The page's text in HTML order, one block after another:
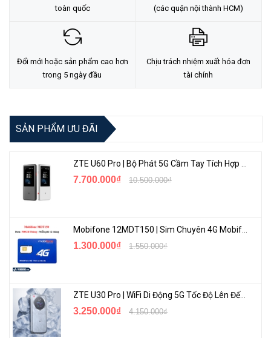
Dễ dàng nâng cấp lên thành hệ thống MESH kết nối 02 hoặc
03 thiết bị.
Ba Băng Tần Tốc Độ Cao
hai băng tần 5Ghz có tốc độ băng thông lên 2402Mbps và
1733Mbps . Mang đến cho bạn Internet nhanh chóng, mượt mà,...
toàn quốc
(các quận nội thành HCM)
Đổi mới hoặc sản phẩm cao hơn
trong 5 ngày đầu
Chịu trách nhiệm xuất hóa đơn
tài chính
SẢN PHẨM ƯU ĐÃI
ZTE U60 Pro | Bộ Phát 5G Cầm Tay Tích Hợp Công Nghệ WiFi 7, Pin 10000mAh
7.700.000₫ 10.500.000₫
1.300.000₫ 1.550.000₫
ZTE U30 Pro | WiFi Di Động 5G Tốc Độ Lên Đến 500Mbps, Màn Hình Cảm Ứng
3.250.000₫ 4.150.000₫